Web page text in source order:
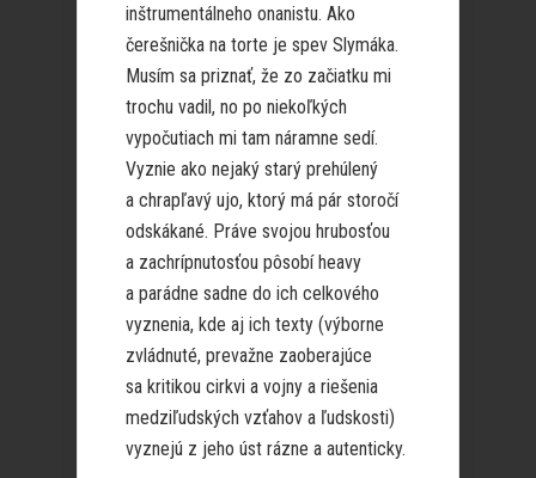
inštrumentálneho onanistu. Ako
čerešnička na torte je spev Slymáka.
Musím sa priznať, že zo začiatku mi
trochu vadil, no po niekoľkých
vypočutiach mi tam náramne sedí.
Vyznie ako nejaký starý prehúlený
a chrapľavý ujo, ktorý má pár storočí
odskákané. Práve svojou hrubosťou
a zachrípnutosťou pôsobí heavy
a parádne sadne do ich celkového
vyznenia, kde aj ich texty (výborne
zvládnuté, prevažne zaoberajúce
sa kritikou cirkvi a vojny a riešenia
medziľudských vzťahov a ľudskosti)
vyznejú z jeho úst rázne a autenticky.